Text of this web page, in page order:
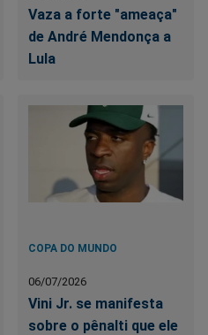
Vaza a forte "ameaça"
de André Mendonça a
Lula
COPA DO MUNDO
06/07/2026
Vini Jr. se manifesta
sobre o pênalti que ele